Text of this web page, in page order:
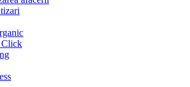
Click